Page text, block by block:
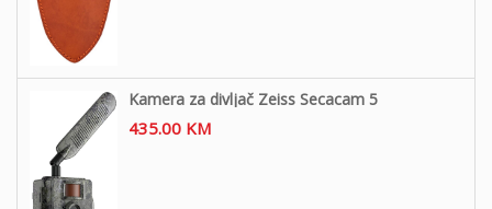
Kamera za divljač Zeiss Secacam 5
435.00 KM